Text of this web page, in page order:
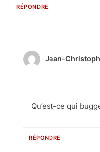
RÉPONDRE
Jean-
Qu’est-ce qui
RÉPONDRE